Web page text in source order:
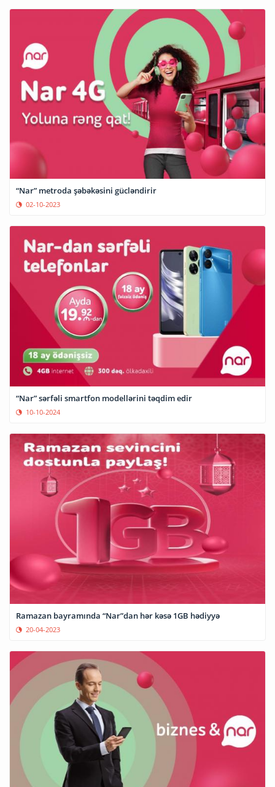
“Nar” metroda şəbəkəsini gücləndirir
02-10-2023
“Nar” sərfəli smartfon modellərini təqdim edir
10-10-2024
Ramazan bayramında “Nar”dan hər kəsə 1GB hədiyyə
20-04-2023